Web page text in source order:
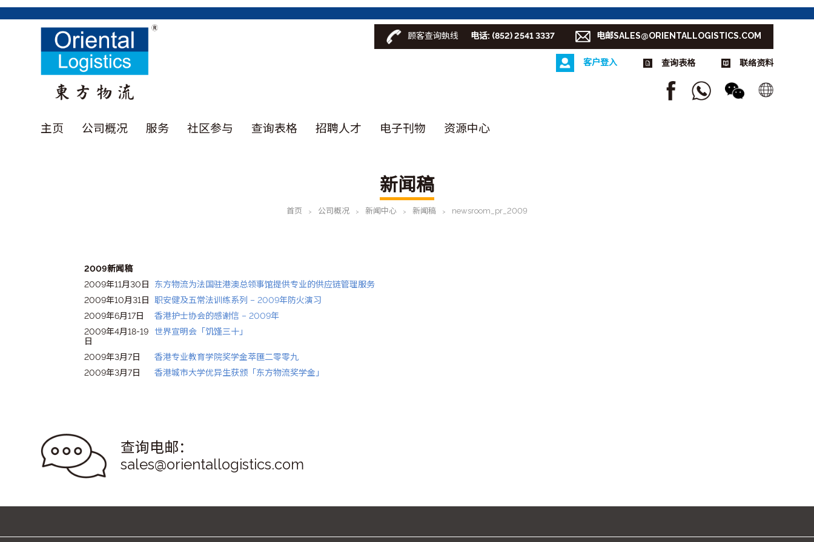
顾客查询埶线 电话: (852) 2541 3337 电邮SALES@ORIENTALLOGISTICS.COM
客户登入 查询表格 联络资料
主页 公司概况 服务 社区参与 查询表格 招聘人才 电子刊物 资源中心
新闻稿
首页 > 公司概况 > 新闻中心 > 新闻稿 > newsroom_pr_2009
2009新闻稿
2009年11月30日
东方物流为法国驻港澳总领事馆提供专业的供应链管理服务
2009年10月31日
职安健及五常法训练系列 – 2009年防火演习
2009年6月17日
香港护士协会的感谢信 – 2009年
2009年4月18-19
日
世界宣明会「饥馑三十」
2009年3月7日
香港专业教育学院奖学金萃匯二零零九
2009年3月7日
香港城市大学优异生获颁「东方物流奖学金」
查询电邮：
sales@orientallogistics.com